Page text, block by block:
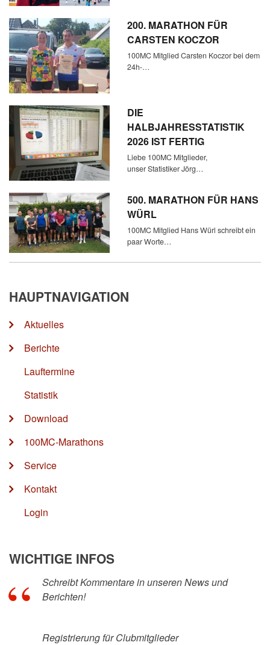
200. MARATHON FÜR
CARSTEN KOCZOR
100MC Mitglied Carsten Koczor bei dem
24h-…
DIE
HALBJAHRESSTATISTIK
2026 IST FERTIG
Liebe 100MC Mitglieder,
unser Statistiker Jörg…
500. MARATHON FÜR HANS
WÜRL
100MC Mitglied Hans Würl schreibt ein
paar Worte…
HAUPTNAVIGATION
Aktuelles
Berichte
Lauftermine
Statistik
Download
100MC-Marathons
Service
Kontakt
Login
WICHTIGE INFOS
Schreibt Kommentare in unseren News und
Berichten!
Registrierung für Clubmitglieder